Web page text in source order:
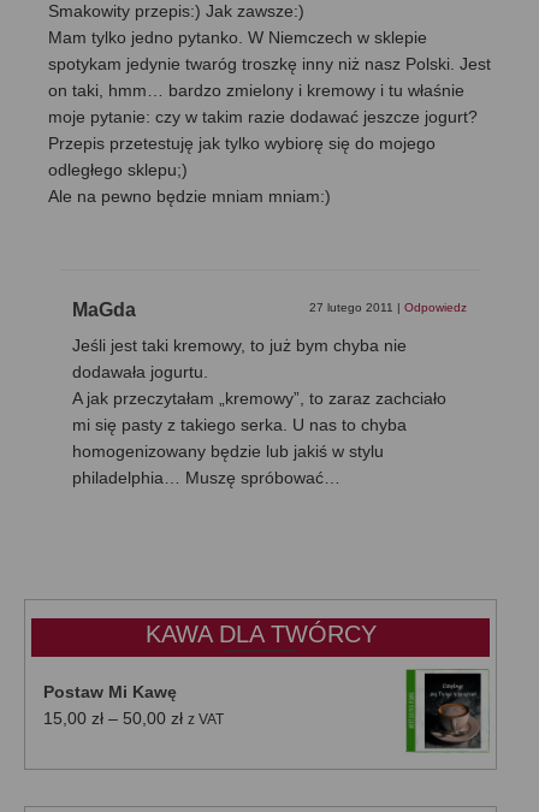
Smakowity przepis:) Jak zawsze:)
Mam tylko jedno pytanko. W Niemczech w sklepie
spotykam jedynie twaróg troszkę inny niż nasz Polski. Jest
on taki, hmm… bardzo zmielony i kremowy i tu właśnie
moje pytanie: czy w takim razie dodawać jeszcze jogurt?
Przepis przetestuję jak tylko wybiorę się do mojego
odległego sklepu;)
Ale na pewno będzie mniam mniam:)
MaGda 27 lutego 2011 Odpowiedz
Jeśli jest taki kremowy, to już bym chyba nie
dodawała jogurtu.
A jak przeczytałam „kremowy”, to zaraz zachciało
mi się pasty z takiego serka. U nas to chyba
homogenizowany będzie lub jakiś w stylu
philadelphia… Muszę spróbować…
KAWA DLA TWÓRCY
Postaw Mi Kawę
15,00 zł – 50,00 złZakres
od
z VAT